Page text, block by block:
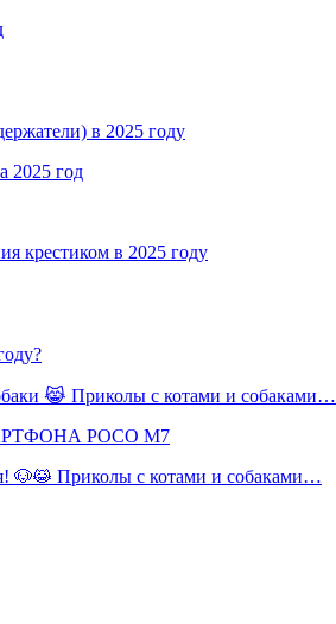
в 2025 году
2025 год
крестиком в 2025 году
😹 Приколы с котами и собаками…
POCO M7
🐶😹 Приколы с котами и собаками…